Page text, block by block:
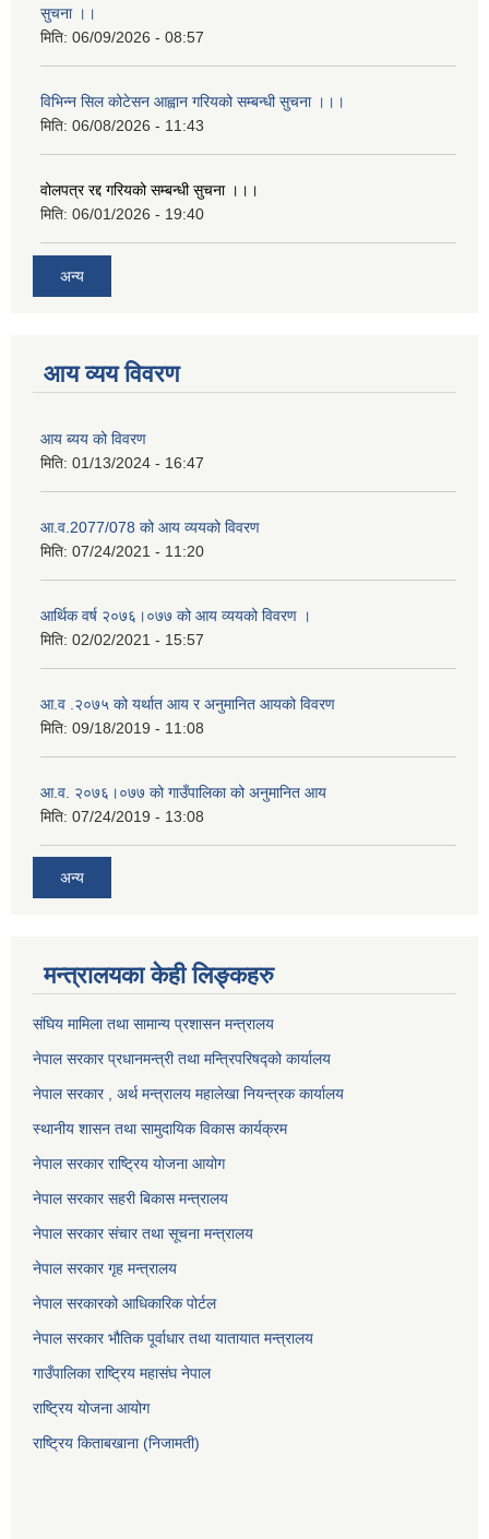
सुचना ।।
मिति: 06/09/2026 - 08:57
विभिन्न सिल कोटेसन आह्वान गरियको सम्बन्धी सुचना ।।।
मिति: 06/08/2026 - 11:43
वोलपत्र रद्द गरियको सम्बन्धी सुचना ।।।
मिति: 06/01/2026 - 19:40
अन्य
आय व्यय विवरण
आय ब्यय को विवरण
मिति: 01/13/2024 - 16:47
आ.व.2077/078 को आय व्ययको विवरण
मिति: 07/24/2021 - 11:20
आर्थिक वर्ष २०७६।०७७ को आय व्ययको विवरण ।
मिति: 02/02/2021 - 15:57
आ.व .२०७५ को यर्थात आय र अनुमानित आयको विवरण
मिति: 09/18/2019 - 11:08
आ.व. २०७६।०७७ को गाउँपालिका को अनुमानित आय
मिति: 07/24/2019 - 13:08
अन्य
मन्त्रालयका केही लिङ्कहरु
संघिय मामिला तथा सामान्य प्रशासन मन्त्रालय
नेपाल सरकार प्रधानमन्त्री तथा मन्त्रिपरिषद्को कार्यालय
नेपाल सरकार , अर्थ मन्त्रालय महालेखा नियन्त्रक कार्यालय
स्थानीय शासन तथा सामुदायिक विकास कार्यक्रम
नेपाल सरकार राष्ट्रिय योजना आयोग
नेपाल सरकार सहरी बिकास मन्त्रालय
नेपाल सरकार संचार तथा सूचना मन्त्रालय
नेपाल सरकार गृह मन्त्रालय
नेपाल सरकारको आधिकारिक पोर्टल
नेपाल सरकार भौतिक पूर्वाधार तथा यातायात मन्त्रालय
गाउँपालिका राष्ट्रिय महासंघ नेपाल
राष्ट्रिय योजना आयोग
राष्ट्रिय किताबखाना (निजामती)